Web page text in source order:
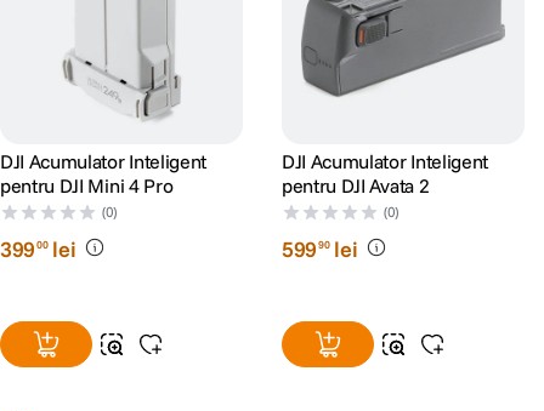
DJI Acumulator Inteligent
pentru DJI Mini 4 Pro
(0)
39900 lei
DJI Acumulator Inteligent
pentru DJI Avata 2
(0)
59990 lei